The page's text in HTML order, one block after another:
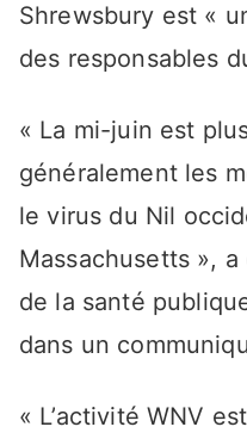
Shrewsbury est «
des responsables
« La mi-juin est
généralement les
le virus du Nil
Massachusetts »,
de la santé
dans un
« L’activité WNV